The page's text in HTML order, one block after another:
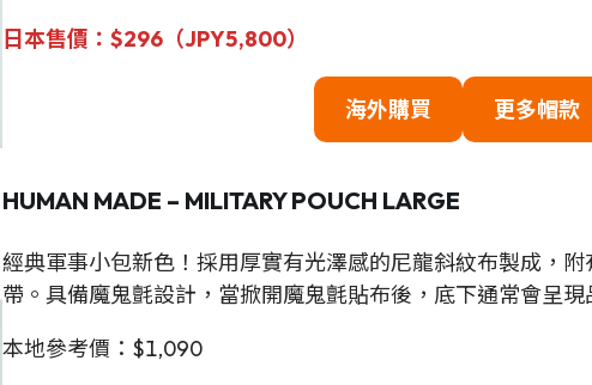
日本售價 ：$296（JPY5,800）
海外購買 更多帽款
HUMAN MADE – MILITARY POUCH LARGE
經典軍事小包新色！採用厚實有光澤感的尼龍斜紋布製成，
帶。具備魔鬼氈設計，當掀開魔鬼氈貼布後，底下通常會呈現
本地參考價：$1,090